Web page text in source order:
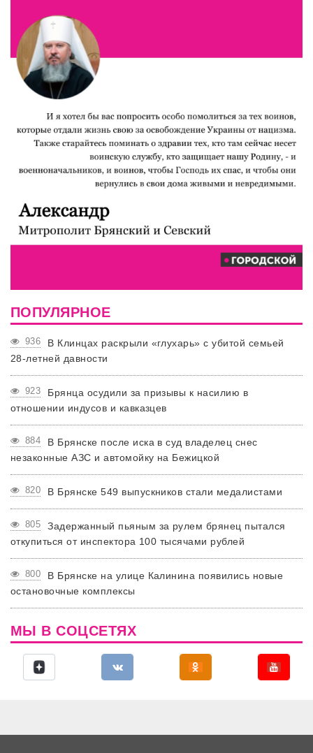
ПОПУЛЯРНОЕ
936
В Клинцах раскрыли «глухарь» с убитой семьей
28-летней давности
923
Брянца осудили за призывы к насилию в
отношении индусов и кавказцев
884
В Брянске после иска в суд владелец снес
незаконные АЗС и автомойку на Бежицкой
820 В Брянске 549 выпускников стали медалистами
805
Задержанный пьяным за рулем брянец пытался
откупиться от инспектора 100 тысячами рублей
800
В Брянске на улице Калинина появились новые
остановочные комплексы
МЫ В СОЦСЕТЯХ